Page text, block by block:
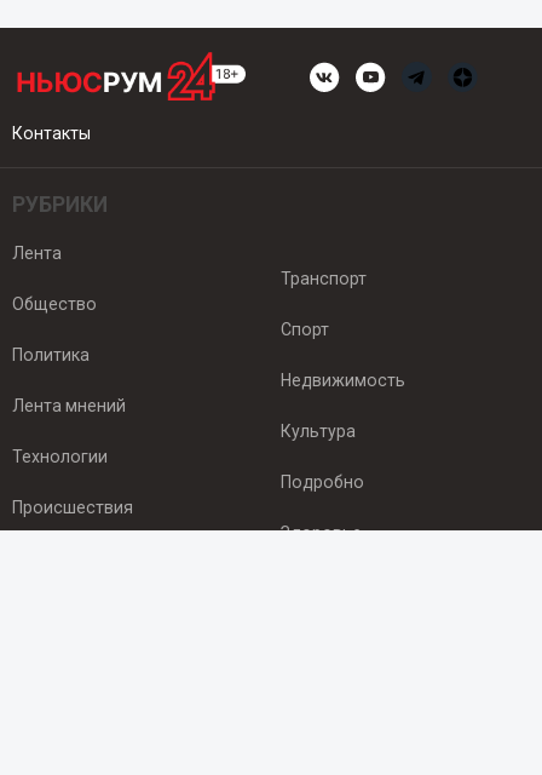
Контакты
РУБРИКИ
Лента
Общество
Политика
Лента мнений
Технологии
Происшествия
Транспорт
Спорт
Недвижимость
Культура
Подробно
Здоровье